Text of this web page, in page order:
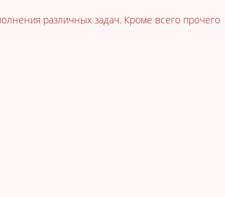
различных задач. Кроме всего прочего